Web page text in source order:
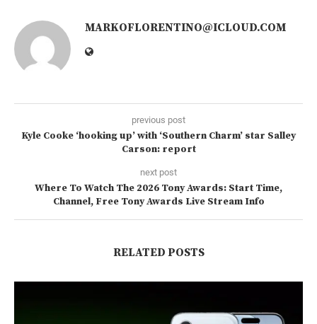
MARKOFLORENTINO@ICLOUD.COM
previous post
Kyle Cooke ‘hooking up’ with ‘Southern Charm’ star Salley
Carson: report
next post
Where To Watch The 2026 Tony Awards: Start Time,
Channel, Free Tony Awards Live Stream Info
RELATED POSTS